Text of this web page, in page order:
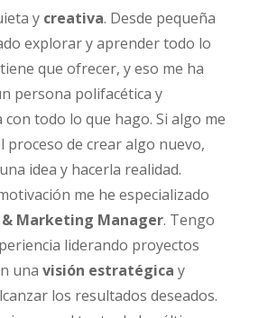
y creativa. Desde pequeña
explorar y aprender todo lo
que ofrecer, y eso me ha
persona polifacética y
todo lo que hago. Si algo me
proceso de crear algo nuevo,
idea y hacerla realidad.
me he especializado
Marketing Manager. Tengo
liderando proyectos
una visión estratégica y
los resultados deseados.